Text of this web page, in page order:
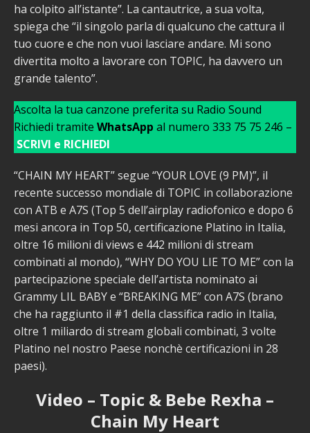
ha colpito all’istante”. La cantautrice, a sua volta,
spiega che “il singolo parla di qualcuno che cattura il
tuo cuore e che non vuoi lasciare andare. Mi sono
divertita molto a lavorare con TOPIC, ha davvero un
grande talento”.
Ascolta la tua canzone preferita su Radio Sound
Richiedi tramite WhatsApp al numero 333 75 75 246 –
SCRIVI e RICHIEDI
“CHAIN MY HEART” segue “YOUR LOVE (9 PM)”, il
recente successo mondiale di TOPIC in collaborazione
con ATB e A7S (Top 5 dell’airplay radiofonico e dopo 6
mesi ancora in Top 50, certificazione Platino in Italia,
oltre 16 milioni di views e 442 milioni di stream
combinati al mondo), “WHY DO YOU LIE TO ME” con la
partecipazione speciale dell’artista nominato ai
Grammy LIL BABY e “BREAKING ME” con A7S (brano
che ha raggiunto il #1 della classifica radio in Italia,
oltre 1 miliardo di stream globali combinati, 3 volte
Platino nel nostro Paese nonchè certificazioni in 28
paesi).
Video – Topic & Bebe Rexha –
Chain My Heart